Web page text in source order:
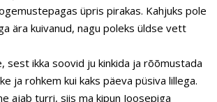
üpris pirakas. Kahjuks pole
ära kuivanud, nagu poleks üldse vett
sest ikka soovid ju kinkida ja rõõmustada
ja rohkem kui kaks päeva püsiva lillega.
ajab turri, siis ma kipun Joosepiga